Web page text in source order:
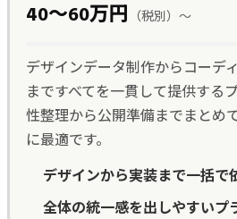
40〜60万円 （税別）〜
デザインデータ制作からコーデ
まですべてを一貫して提供する
性整理から公開準備までまとめ
に最適です。
デザインから実装まで一括で
全体の統一感を出しやすいプ